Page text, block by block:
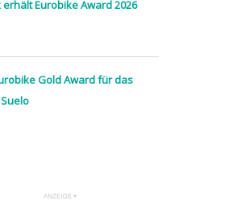
Eurobike Award 2026
Gold Award für das